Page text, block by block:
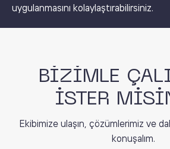
uygulanmasını kolaylaştırabilirsiniz.
BİZİMLE
İSTER
Ekibimize ulaşın, çözümlerimiz ve
konuşalım.